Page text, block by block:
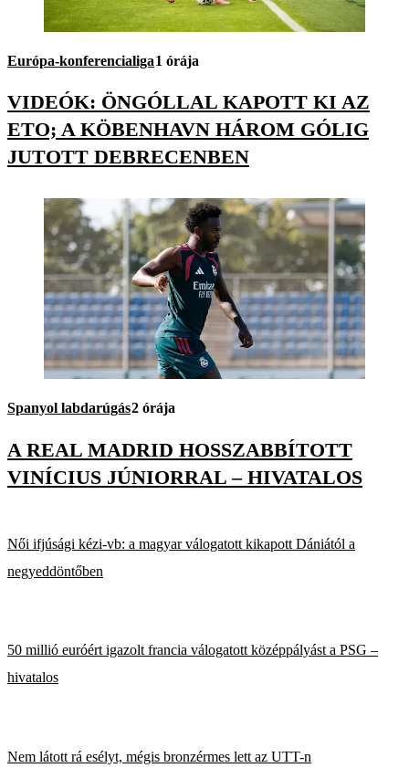
Európa-konferencialiga1 órája
VIDEÓK: ÖNGÓLLAL KAPOTT KI AZ
ETO; A KÖBENHAVN HÁROM GÓLIG
JUTOTT DEBRECENBEN
Spanyol labdarúgás2 órája
A REAL MADRID HOSSZABBÍTOTT
VINÍCIUS JÚNIORRAL – HIVATALOS
Női ifjúsági kézi-vb: a magyar válogatott kikapott Dániától a
negyeddöntőben
50 millió euróért igazolt francia válogatott középpályást a PSG –
hivatalos
Nem látott rá esélyt, mégis bronzérmes lett az UTT-n